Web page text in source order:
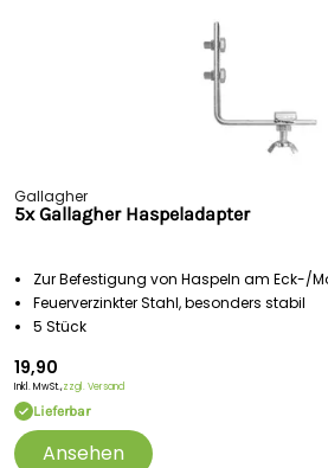
Gallagher
5x Gallagher Haspeladapter
Zur Befestigung von Haspeln am Eck-/
Feuerverzinkter Stahl, besonders stabil
5 Stück
19,90
Inkl. MwSt.,zzgl. Versand
Lieferbar
Ansehen